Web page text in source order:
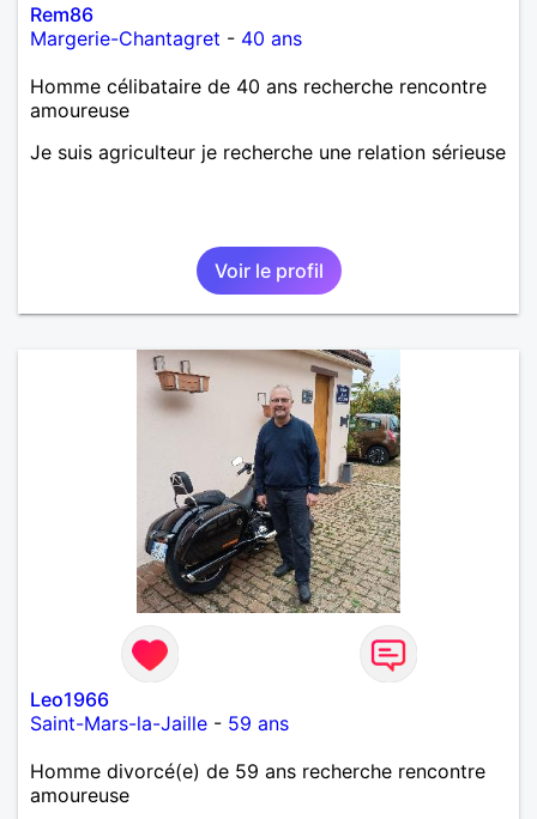
Rem86
Margerie-Chantagret - 40 ans
Homme célibataire de 40 ans recherche rencontre
amoureuse
Je suis agriculteur je recherche une relation sérieuse
Voir le profil
Leo1966
Saint-Mars-la-Jaille - 59 ans
Homme divorcé(e) de 59 ans recherche rencontre
amoureuse